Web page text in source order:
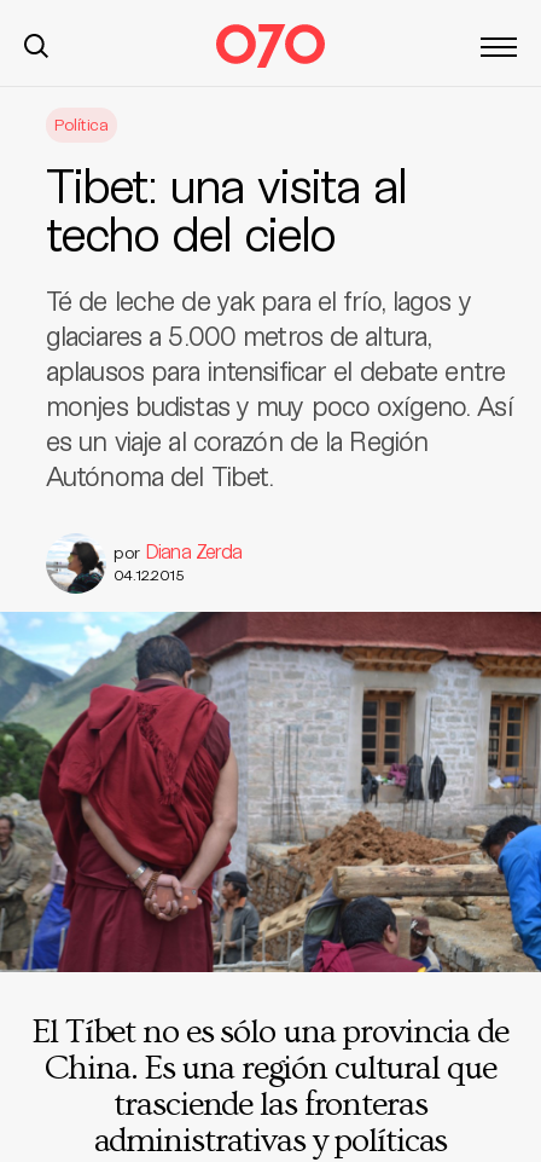
Política
Tibet: una visita al
techo del cielo
Té de leche de yak para el frío, lagos y
glaciares a 5.000 metros de altura,
aplausos para intensificar el debate entre
monjes budistas y muy poco oxígeno. Así
es un viaje al corazón de la Región
Autónoma del Tibet.
por Diana Zerda
04.12.2015
El Tíbet no es sólo una provincia de
China. Es una región cultural que
trasciende las fronteras
administrativas y políticas